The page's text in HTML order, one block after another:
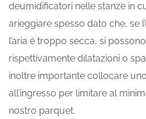
deumidificatori nelle stanze in
arieggiare spesso dato che, se
l’aria è troppo secca, si
rispettivamente dilatazioni o
inoltre importante collocare
all’ingresso per limitare al
nostro parquet.